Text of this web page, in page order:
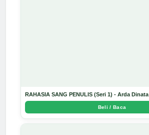
RAHASIA SANG PENULIS (Seri 1) - Arda Dinata
Beli / Baca